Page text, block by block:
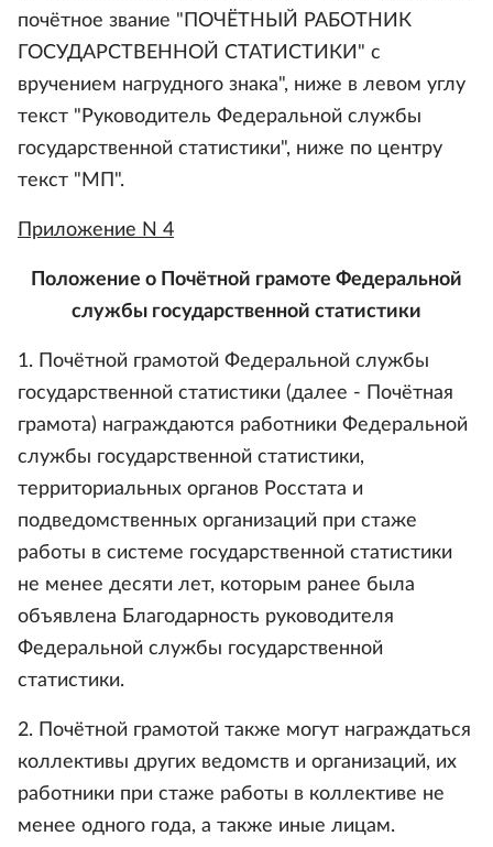
почётное звание "ПОЧЁТНЫЙ РАБОТНИК
ГОСУДАРСТВЕННОЙ СТАТИСТИКИ" с
вручением нагрудного знака", ниже в левом углу
текст "Руководитель Федеральной службы
государственной статистики", ниже по центру
текст "МП".
Приложение N 4
Положение о Почётной грамоте Федеральной
службы государственной статистики
1. Почётной грамотой Федеральной службы
государственной статистики (далее - Почётная
грамота) награждаются работники Федеральной
службы государственной статистики,
территориальных органов Росстата и
подведомственных организаций при стаже
работы в системе государственной статистики
не менее десяти лет, которым ранее была
объявлена Благодарность руководителя
Федеральной службы государственной
статистики.
2. Почётной грамотой также могут награждаться
коллективы других ведомств и организаций, их
работники при стаже работы в коллективе не
менее одного года, а также иные лицам.